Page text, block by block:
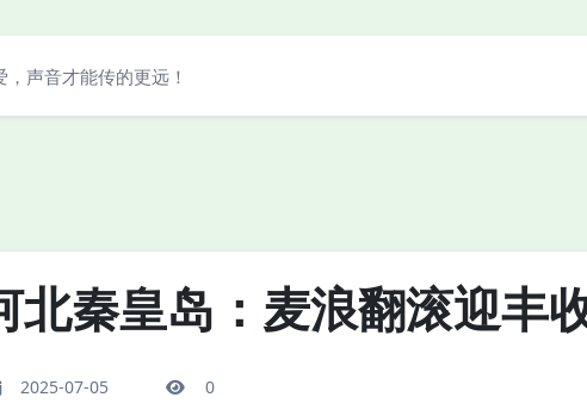
，声音才能传的更远！
北秦皇岛：麦浪翻滚迎丰
2025-07-05 0